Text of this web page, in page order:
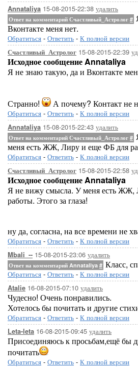
Annataliya 15-08-2015-22:38 удалить
Ответ на комментарий Счастливый_Астролог #
Вконтакте меня нет.
Обратиться - Ответить - К полной версии
Счастливый_Астролог 15-08-2015-22:39
Исходное сообщение Annataliya
Я не знаю такую, да и Вконтакте
Странно! А почему? Контакт не
Обратиться - Ответить - К полной версии
Annataliya 15-08-2015-22:43 удалить
Ответ на комментарий Счастливый_Астролог #
меня есть ЖЖ, Лиру и еще ФБ для
Обратиться - Ответить - К полной версии
Счастливый_Астролог 15-08-2015-22:58
Исходное сообщение Annataliya
Я не вижу смысла. У меня есть
работы. Этого за глаза!
ну да, согласна, на все времени не
Обратиться - Ответить - К полной версии
Mbali_-- 15-08-2015-23:06 удалить
Ответ на комментарий Annataliya # Класс,
Обратиться - Ответить - К полной версии
Atalie 16-08-2015-07:10 удалить
Чудесно! Очень понравились.
Хотелось бы почитать и другие
Обратиться - Ответить - К полной версии
Leta-leta 16-08-2015-09:45 удалить
Присоединяюсь к просьбам,ещё бы
почитать
Обратиться - Ответить - К полной версии